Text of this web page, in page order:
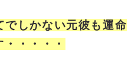
でしかない元彼も運命
・・・・